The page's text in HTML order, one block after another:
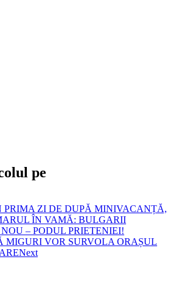
pe
PRIMA ZI DE DUPĂ MINIVACANȚĂ,
ÎN VAMĂ: BULGARII
– PODUL PRIETENIEI!
MIGURI VOR SURVOLA ORAȘUL
Next